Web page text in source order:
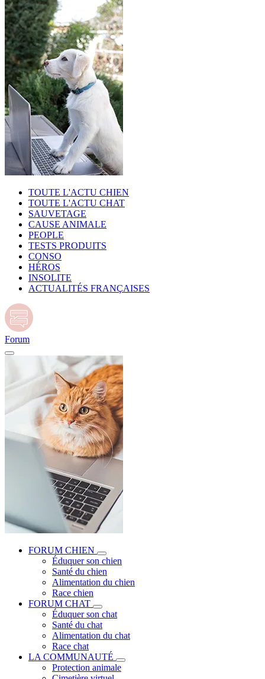
TOUTE L'ACTU CHIEN
TOUTE L'ACTU CHAT
SAUVETAGE
CAUSE ANIMALE
PEOPLE
TESTS PRODUITS
CONSO
HÉROS
INSOLITE
ACTUALITÉS FRANÇAISES
Forum
FORUM CHIEN
Éduquer son chien
Santé du chien
Alimentation du chien
Race chien
FORUM CHAT
Éduquer son chat
Santé du chat
Alimentation du chat
Race chat
LA COMMUNAUTÉ
Protection animale